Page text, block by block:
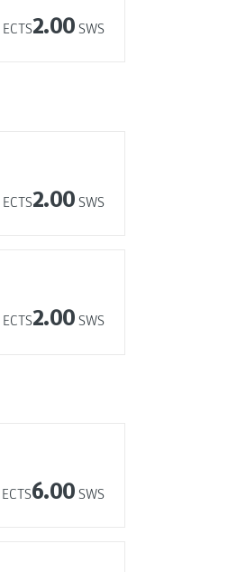
ECTS2.00 SWS
ECTS2.00 SWS
ECTS2.00 SWS
ECTS6.00 SWS